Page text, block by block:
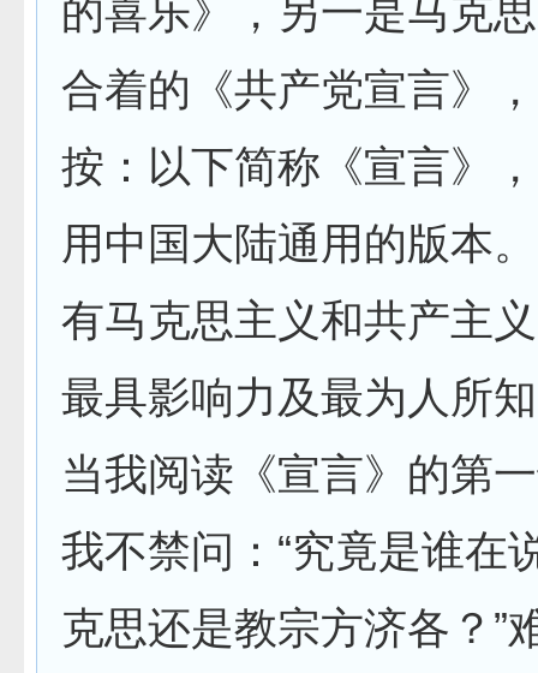
的喜乐》，另一是马克
合着的《共产党宣言》
按：以下简称《宣言》
用中国大陆通用的版本
有马克思主义和共产主
最具影响力及最为人所
当我阅读《宣言》的第
我不禁问：“究竟是谁在
克思还是教宗方济各？”